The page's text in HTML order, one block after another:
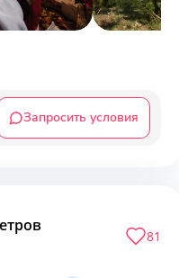
Запросить условия
81